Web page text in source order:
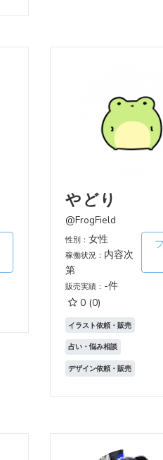
やどり
@FrogField
性別：女性
稼働状況： 内容次
第
販売実績： -件
0 (0)
イラスト依頼・販売
占い・悩み相談
デザイン依頼・販売